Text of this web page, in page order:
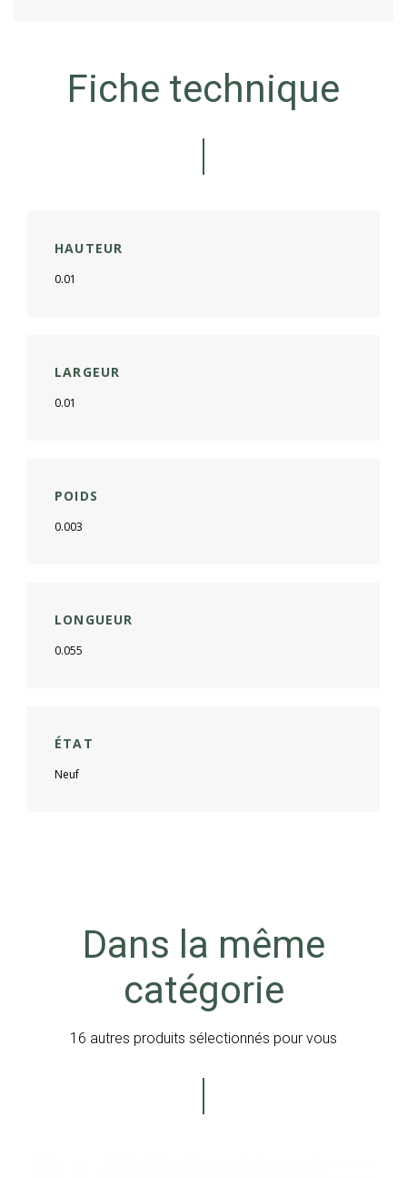
Fiche technique
HAUTEUR
0.01
LARGEUR
0.01
POIDS
0.003
LONGUEUR
0.055
ÉTAT
Neuf
Dans la même
catégorie
16 autres produits sélectionnés pour vous